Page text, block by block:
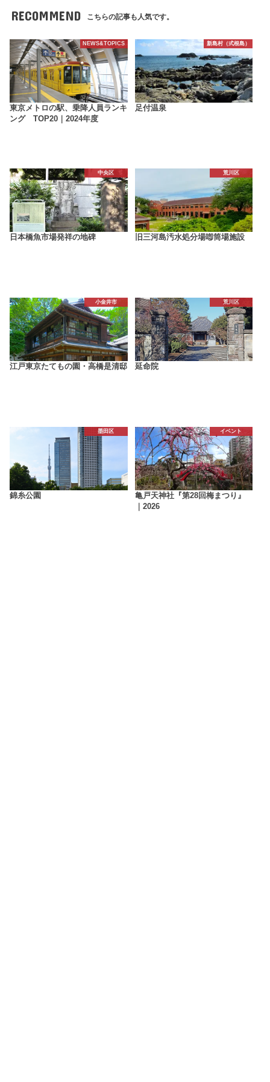
RECOMMEND こちらの記事も人気です。
NEWS&TOPICS
東京メトロの駅、乗降人員ランキ
ング TOP20｜2024年度
新島村（式根島）
足付温泉
中央区
日本橋魚市場発祥の地碑
荒川区
旧三河島汚水処分場喞筒場施設
小金井市
江戸東京たてもの園・高橋是清邸
荒川区
延命院
墨田区
錦糸公園
イベント
亀戸天神社『第28回梅まつり』
｜2026